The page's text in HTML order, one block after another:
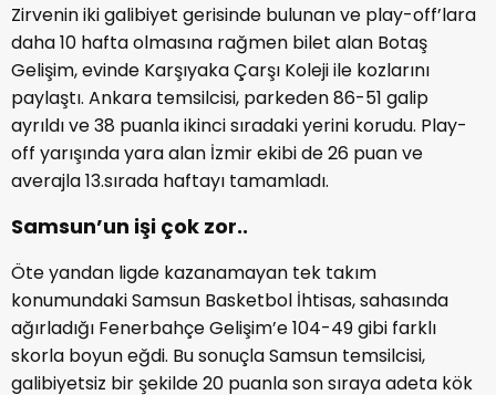
Zirvenin iki galibiyet gerisinde bulunan ve play-off’lara
daha 10 hafta olmasına rağmen bilet alan Botaş
Gelişim, evinde Karşıyaka Çarşı Koleji ile kozlarını
paylaştı. Ankara temsilcisi, parkeden 86-51 galip
ayrıldı ve 38 puanla ikinci sıradaki yerini korudu. Play-
off yarışında yara alan İzmir ekibi de 26 puan ve
averajla 13.sırada haftayı tamamladı.
Samsun’un işi çok zor..
Öte yandan ligde kazanamayan tek takım
konumundaki Samsun Basketbol İhtisas, sahasında
ağırladığı Fenerbahçe Gelişim’e 104-49 gibi farklı
skorla boyun eğdi. Bu sonuçla Samsun temsilcisi,
galibiyetsiz bir şekilde 20 puanla son sıraya adeta kök